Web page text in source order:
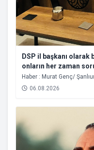
DSP il başkanı olarak bizler
onların her zaman
Haber : Murat Genç/
06.08.2026